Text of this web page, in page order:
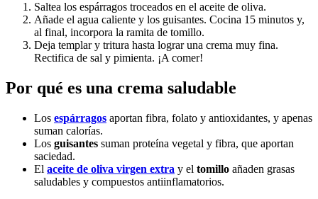
Saltea los espárragos troceados en el aceite de oliva.
Añade el agua caliente y los guisantes. Cocina 15 minutos y,
al final, incorpora la ramita de tomillo.
Deja templar y tritura hasta lograr una crema muy fina.
Rectifica de sal y pimienta. ¡A comer!
Por qué es una crema saludable
Los espárragos aportan fibra, folato y antioxidantes, y apenas
suman calorías.
Los guisantes suman proteína vegetal y fibra, que aportan
saciedad.
El aceite de oliva virgen extra y el tomillo añaden grasas
saludables y compuestos antiinflamatorios.